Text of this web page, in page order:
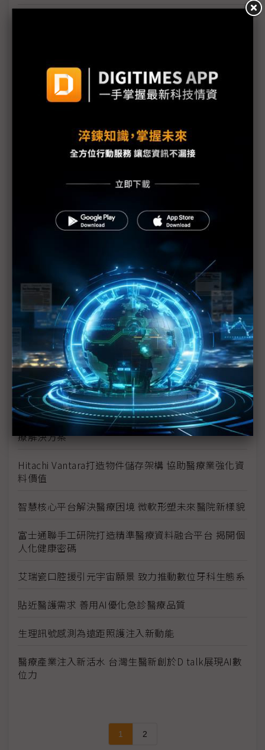
2021年智慧醫療大調查 精準分析三大層級醫療院所
全方位提升醫療品質 研華建構以人為本智慧醫療方案
以高品質電力確保醫療設備功能 施耐德打造智慧永續
創意與技術俱佳 新創團隊注入台灣智慧醫療活水
聯網造成資安破口 SGS呼籲醫材業者強化網路安全機
以新思維因應網路攻擊 Veeam建立現代企業資安機制
讓台灣醫療資訊接軌國際 緯謙由FHIR積極布局醫療
雲應用
疫情加速迎向數位醫療新常態 威強電積極布局數位醫
療解決方案
Hitachi Vantara打造物件儲存架構 協助醫療業強化資
料價值
智慧核心平台解決醫療困境 微軟形塑未來醫院新樣貌
富士通聯手工研院打造精準醫療資料融合平台 揭開個
人化健康密碼
艾瑞瓷口腔援引元宇宙願景 致力推動數位牙科生態系
貼近醫護需求 善用AI優化急診醫療品質
生理訊號感測為遠距照護注入新動能
醫療產業注入新活水 台灣生醫新創於D talk展現AI數
位力
1 2